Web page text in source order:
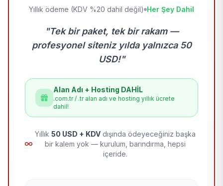
Yıllık ödeme (KDV %20 dahil değil) Her Şey Dahil
"Tek bir paket, tek bir rakam —
profesyonel siteniz yılda yalnızca 50
USD!"
Alan Adı + Hosting DAHİL
.com.tr / .tr alan adı ve hosting yıllık ücrete
dahil!
Yıllık 50 USD + KDV dışında ödeyeceğiniz başka
bir kalem yok — kurulum, barındırma, hepsi
içeride.